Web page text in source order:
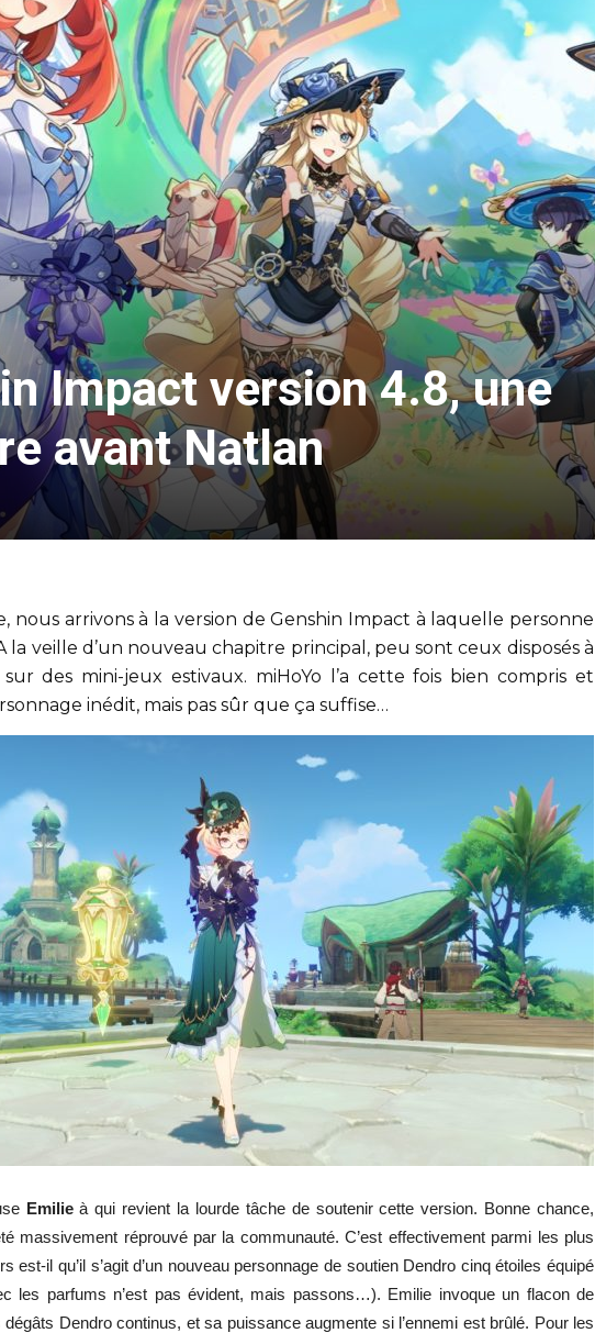
Impact version 4.8, une
avant Natlan
nous arrivons à la version de Genshin Impact à laquelle personne
la veille d’un nouveau chapitre principal, peu sont ceux disposés à
des mini-jeux estivaux. miHoYo l’a cette fois bien compris et
inédit, mais pas sûr que ça suffise…
Emilieà qui revient la lourde tâche de soutenir cette version. Bonne chance,
massivement réprouvé par la communauté. C’est effectivement parmi les plus
est-il qu’il s’agit d’un nouveau personnage de soutien Dendro cinq étoiles équipé
les parfums n’est pas évident, mais passons…). Emilie invoque un flacon de
Dendro continus, et sa puissance augmente si l’ennemi est brûlé. Pour les